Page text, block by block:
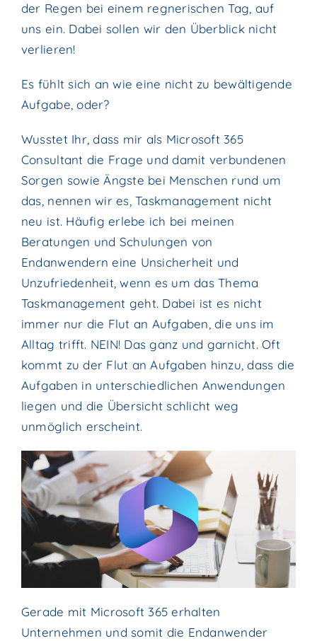
der Regen bei einem regnerischen Tag, auf
uns ein. Dabei sollen wir den Überblick nicht
verlieren!
Es fühlt sich an wie eine nicht zu bewältigende
Aufgabe, oder?
Wusstet Ihr, dass mir als Microsoft 365
Consultant die Frage und damit verbundenen
Sorgen sowie Ängste bei Menschen rund um
das, nennen wir es, Taskmanagement nicht
neu ist. Häufig erlebe ich bei meinen
Beratungen und Schulungen von
Endanwendern eine Unsicherheit und
Unzufriedenheit, wenn es um das Thema
Taskmanagement geht. Dabei ist es nicht
immer nur die Flut an Aufgaben, die uns im
Alltag trifft. NEIN! Das ganz und garnicht. Oft
kommt zu der Flut an Aufgaben hinzu, dass die
Aufgaben in unterschiedlichen Anwendungen
liegen und die Übersicht schlicht weg
unmöglich erscheint.
Gerade mit Microsoft 365 erhalten
Unternehmen und somit die Endanwender